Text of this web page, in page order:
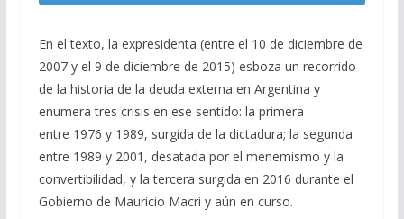
En el texto, la expresidenta (entre el 10 de diciembre de
2007 y el 9 de diciembre de 2015) esboza un recorrido
de la historia de la deuda externa en Argentina y
enumera tres crisis en ese sentido: la primera
entre 1976 y 1989, surgida de la dictadura; la segunda
entre 1989 y 2001, desatada por el menemismo y la
convertibilidad, y la tercera surgida en 2016 durante el
Gobierno de Mauricio Macri y aún en curso.